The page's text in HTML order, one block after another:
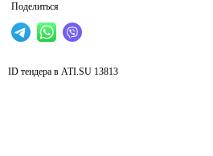
Поделиться
ID тендера в ATI.SU 13813